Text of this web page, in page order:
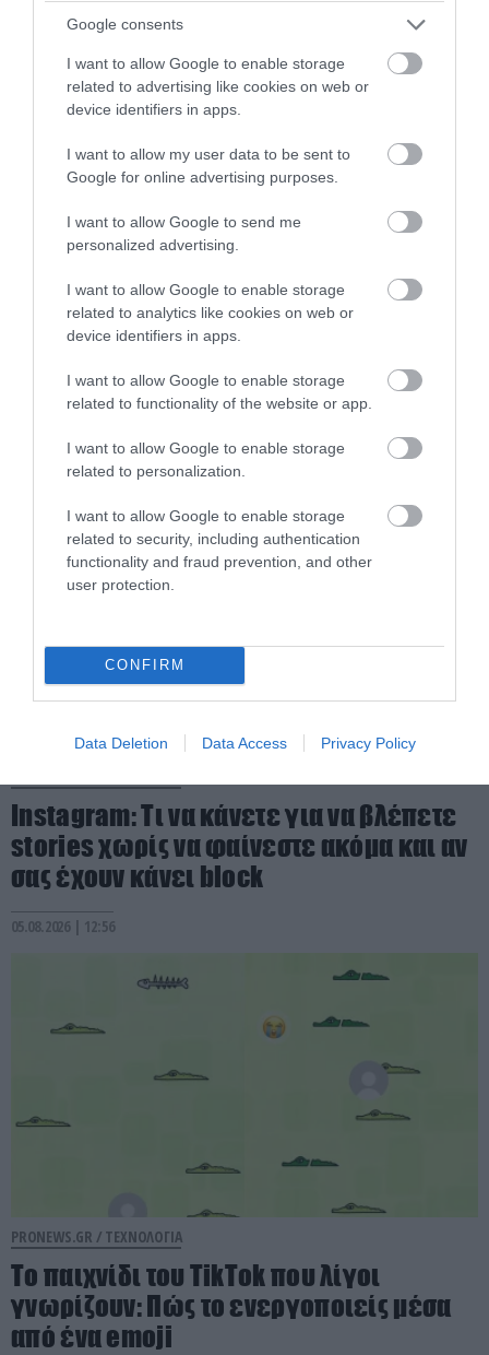
Google consents
I want to allow Google to enable storage
related to advertising like cookies on web or
device identifiers in apps.
I want to allow my user data to be sent to
Google for online advertising purposes.
I want to allow Google to send me
personalized advertising.
I want to allow Google to enable storage
related to analytics like cookies on web or
device identifiers in apps.
I want to allow Google to enable storage
related to functionality of the website or app.
I want to allow Google to enable storage
related to personalization.
I want to allow Google to enable storage
related to security, including authentication
functionality and fraud prevention, and other
user protection.
CONFIRM
Data Deletion Data Access Privacy Policy
PRONEWS.GR /ΤΕΧΝΟΛΟΓΙΑ
Οι αναγνώστες παραμερίζουν τα
ανθρώπινα μυθιστορήματα και
στρέφονται στις ιστορίες του Chat GPT-
Τι έδειξε έρευνα
05.08.2026 | 19:35
Instagram: Τι να κάνετε για να βλέπετε
stories χωρίς να φαίνεστε ακόμα και αν
σας έχουν κάνει block
05.08.2026 | 12:56
PRONEWS.GR / ΤΕΧΝΟΛΟΓΙΑ
Το παιχνίδι του TikTok που λίγοι
γνωρίζουν: Πώς το ενεργοποιείς μέσα
από ένα emoji